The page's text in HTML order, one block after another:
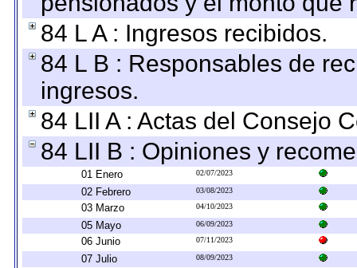
84 L A : Ingresos recibidos.
84 L B : Responsables de
ingresos.
84 LII A : Actas del Consejo
84 LII B : Opiniones y
01 Enero 02/07/2023
02 Febrero 03/08/2023
03 Marzo 04/10/2023
05 Mayo 06/09/2023
06 Junio 07/11/2023
07 Julio 08/09/2023